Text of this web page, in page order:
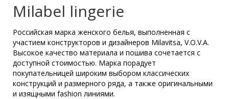
Milabel lingerie
Российская марка женского белья, выполненная с
участием конструкторов и дизайнеров Milavitsa, V.O.V.A.
Высокое качество материала и пошива сочетается с
доступной стоимостью. Марка порадует
покупательницей широким выбором классических
конструкций и размерного ряда, а также оригинальными
и изящными fashion линиями.